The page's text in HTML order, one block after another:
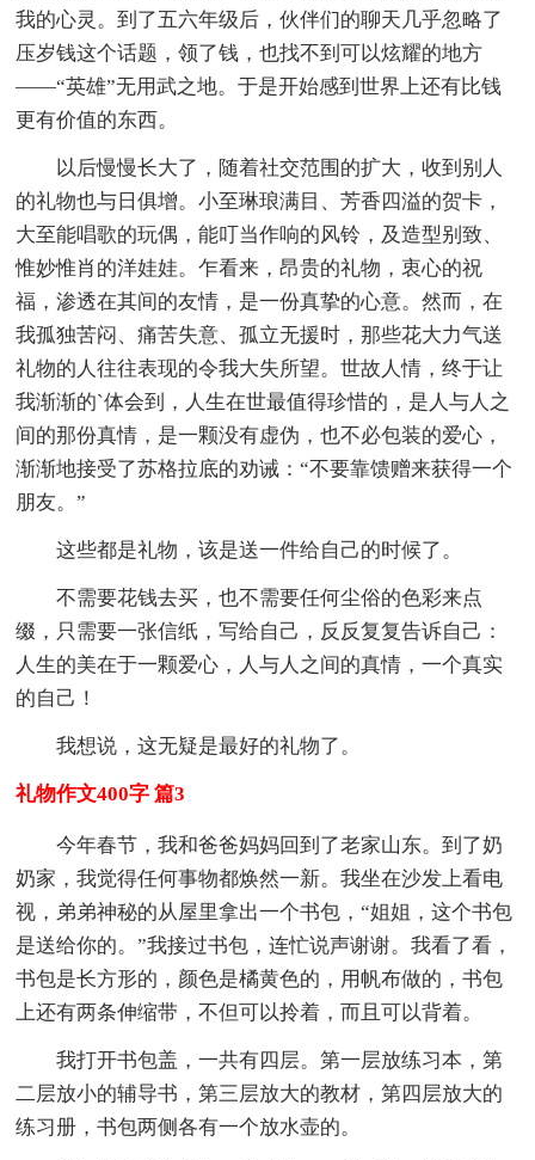
我的心灵。到了五六年级后，伙伴们的聊天几乎忽略了
压岁钱这个话题，领了钱，也找不到可以炫耀的地方
——“英雄”无用武之地。于是开始感到世界上还有比钱
更有价值的东西。
以后慢慢长大了，随着社交范围的扩大，收到别人
的礼物也与日俱增。小至琳琅满目、芳香四溢的贺卡，
大至能唱歌的玩偶，能叮当作响的风铃，及造型别致、
惟妙惟肖的洋娃娃。乍看来，昂贵的礼物，衷心的祝
福，渗透在其间的友情，是一份真挚的心意。然而，在
我孤独苦闷、痛苦失意、孤立无援时，那些花大力气送
礼物的人往往表现的令我大失所望。世故人情，终于让
我渐渐的`体会到，人生在世最值得珍惜的，是人与人之
间的那份真情，是一颗没有虚伪，也不必包装的爱心，
渐渐地接受了苏格拉底的劝诫：“不要靠馈赠来获得一个
朋友。”
这些都是礼物，该是送一件给自己的时候了。
不需要花钱去买，也不需要任何尘俗的色彩来点
缀，只需要一张信纸，写给自己，反反复复告诉自己：
人生的美在于一颗爱心，人与人之间的真情，一个真实
的自己！
我想说，这无疑是最好的礼物了。
礼物作文400字 篇3
今年春节，我和爸爸妈妈回到了老家山东。到了奶
奶家，我觉得任何事物都焕然一新。我坐在沙发上看电
视，弟弟神秘的从屋里拿出一个书包，“姐姐，这个书包
是送给你的。”我接过书包，连忙说声谢谢。我看了看，
书包是长方形的，颜色是橘黄色的，用帆布做的，书包
上还有两条伸缩带，不但可以拎着，而且可以背着。
我打开书包盖，一共有四层。第一层放练习本，第
二层放小的辅导书，第三层放大的教材，第四层放大的
练习册，书包两侧各有一个放水壶的。